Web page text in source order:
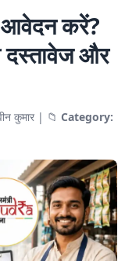
आवेदन करें?
दस्तावेज और
कुमार | 📁 Category: